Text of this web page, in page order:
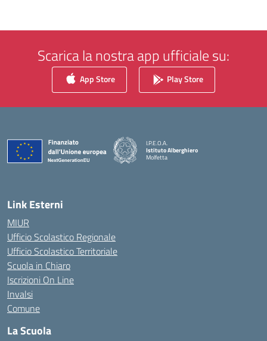
Scarica la nostra app ufficiale su:
App Store Play Store
I.P.E.O.A.
Istituto Alberghiero
Molfetta
Link Esterni
MIUR
Ufficio Scolastico Regionale
Ufficio Scolastico Territoriale
Scuola in Chiaro
Iscrizioni On Line
Invalsi
Comune
La Scuola